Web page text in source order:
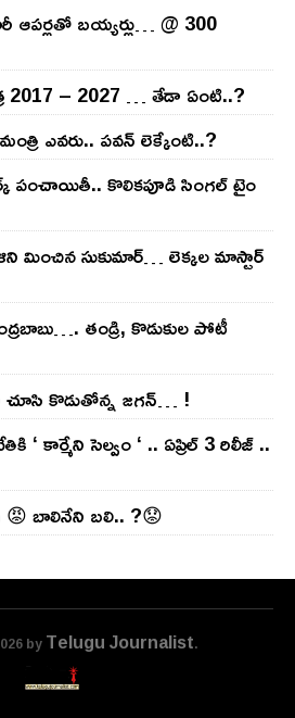
బ‌య్య‌ర్లు… @ 300
– 2027 … తేడా ఏంటి..?
ఎవ‌రు.. ప‌వ‌న్ లెక్కేంటి..?
పంచాయితీ.. కొలిక‌పూడి సింగ‌ల్ టైం
సుకుమార్‌… లెక్క‌ల మాస్టార్
తండ్రి, కొడుకుల పోటీ
చూసి కొడుతోన్న జ‌గ‌న్‌… !
‘ కార్మేని సెల్వం ‘ .. ఏప్రిల్ 3 రిలీజ్ ..
😡 బాలినేని బలి.. ?😟
byTelugu Journalist.